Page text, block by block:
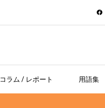
コラム / レポート 用語集